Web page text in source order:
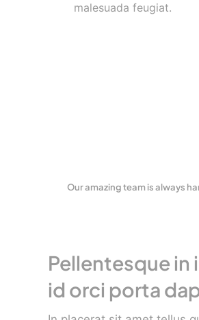
malesuada feugiat.
Our amazing team is always
Pellentesque in
id orci porta